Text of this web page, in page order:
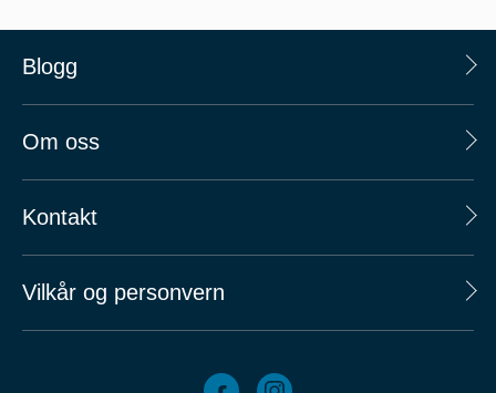
Blogg
Om oss
Kontakt
Vilkår og personvern